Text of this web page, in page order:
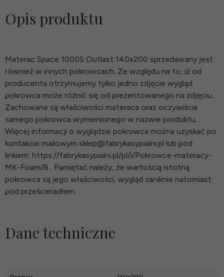
Opis produktu
Materac Space 1000S Outlast 140x200 sprzedawany jest
również w innych pokrowcach. Ze względu na to, iż od
producenta otrzymujemy tylko jedno zdjęcie wygląd
pokrowca może różnić się od prezentowanego na zdjęciu.
Zachowane są właściwości materaca oraz oczywiście
samego pokrowca wymienionego w nazwie produktu.
Więcej informacji o wyglądzie pokrowca można uzyskać po
kontakcie mailowym sklep@fabrykasypialni.pl lub pod
linkiem: https://fabrykasypialni.pl/pl/i/Pokrowce-materacy-
MK-Foam/8 . Pamiętać należy, że wartością istotną
pokrowca są jego właściwości, wygląd zaniknie natomiast
pod prześcieradłem.
Dane techniczne